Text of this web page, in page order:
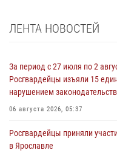
ЛЕНТА НОВОСТЕЙ
За период с 27 июля по 2
Росгвардейцы изъяли 15
нарушением
06 августа 2026, 05:37
Росгвардейцы приняли
в Ярославле